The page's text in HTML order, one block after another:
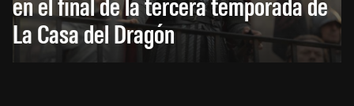
La Casa del Dragón